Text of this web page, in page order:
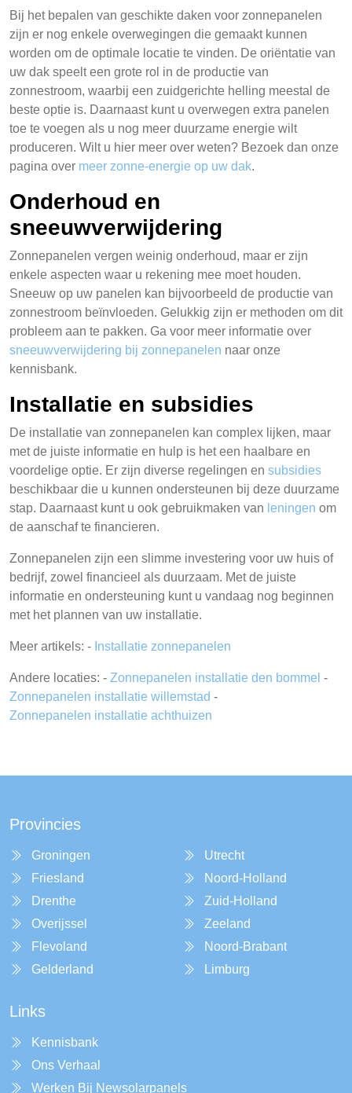
Bij het bepalen van geschikte daken voor zonnepanelen
zijn er nog enkele overwegingen die gemaakt kunnen
worden om de optimale locatie te vinden. De oriëntatie van
uw dak speelt een grote rol in de productie van
zonnestroom, waarbij een zuidgerichte helling meestal de
beste optie is. Daarnaast kunt u overwegen extra panelen
toe te voegen als u nog meer duurzame energie wilt
produceren. Wilt u hier meer over weten? Bezoek dan onze
pagina over meer zonne-energie op uw dak.
Onderhoud en
sneeuwverwijdering
Zonnepanelen vergen weinig onderhoud, maar er zijn
enkele aspecten waar u rekening mee moet houden.
Sneeuw op uw panelen kan bijvoorbeeld de productie van
zonnestroom beïnvloeden. Gelukkig zijn er methoden om dit
probleem aan te pakken. Ga voor meer informatie over
sneeuwverwijdering bij zonnepanelen naar onze
kennisbank.
Installatie en subsidies
De installatie van zonnepanelen kan complex lijken, maar
met de juiste informatie en hulp is het een haalbare en
voordelige optie. Er zijn diverse regelingen en subsidies
beschikbaar die u kunnen ondersteunen bij deze duurzame
stap. Daarnaast kunt u ook gebruikmaken van leningen om
de aanschaf te financieren.
Zonnepanelen zijn een slimme investering voor uw huis of
bedrijf, zowel financieel als duurzaam. Met de juiste
informatie en ondersteuning kunt u vandaag nog beginnen
met het plannen van uw installatie.
Meer artikels: - Installatie zonnepanelen
Andere locaties: - Zonnepanelen installatie den bommel -
Zonnepanelen installatie willemstad -
Zonnepanelen installatie achthuizen
Provincies
Groningen
Friesland
Drenthe
Overijssel
Flevoland
Gelderland
Utrecht
Noord-Holland
Zuid-Holland
Zeeland
Noord-Brabant
Limburg
Links
Kennisbank
Ons Verhaal
Werken Bij Newsolarpanels